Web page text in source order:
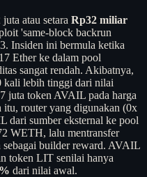
atau setara Rp32 miliar
'same-block backrun
Insiden ini bermula ketika
Ether ke dalam pool
sangat rendah. Akibatnya,
kali lebih tinggi dari nilai
juta token AVAIL pada harga
itu, router yang digunakan (0x
dari sumber eksternal ke pool
WETH, lalu mentransfer
builder reward. AVAIL
token LIT senilai hanya
dari nilai awal.